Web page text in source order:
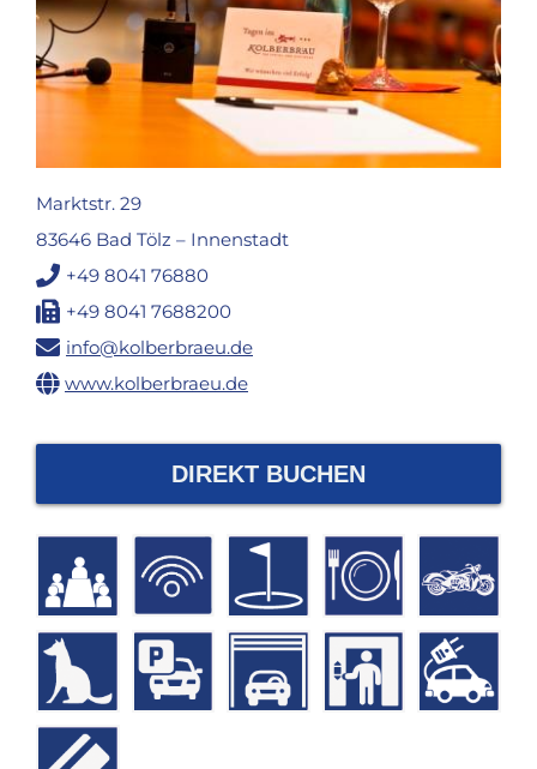
Marktstr. 29
83646 Bad Tölz – Innenstadt
+49 8041 76880
+49 8041 7688200
info@kolberbraeu.de
www.kolberbraeu.de
DIREKT BUCHEN